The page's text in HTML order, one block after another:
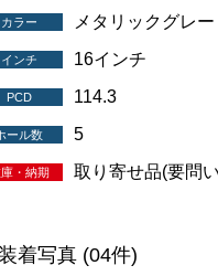
カラー メタリックグレー
インチ 16インチ
PCD 114.3
ール数 5
・納期 取り寄せ品(要問
着写真 (04件)